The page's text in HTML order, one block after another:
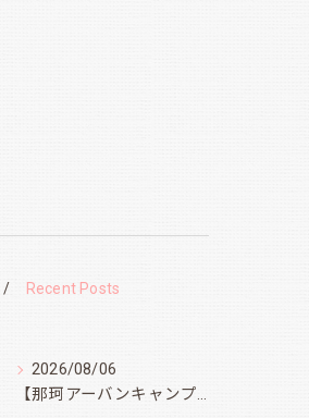
Recent Posts
2026/08/06
【那珂アーバンキャンプフィールド】